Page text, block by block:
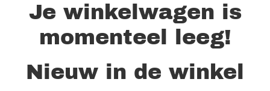
Je winkelwagen is
momenteel leeg!
Nieuw in de winkel